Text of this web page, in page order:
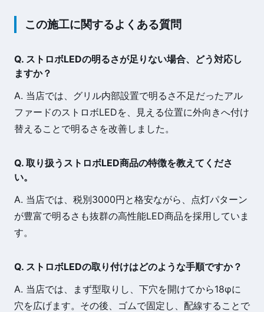
この施工に関するよくある質問
Q. ストロボLEDの明るさが足りない場合、どう対応し
ますか？
A. 当店では、グリル内部設置で明るさ不足だったアル
ファードのストロボLEDを、見える位置に外向きへ付け
替えることで明るさを改善しました。
Q. 取り扱うストロボLED商品の特徴を教えてくださ
い。
A. 当店では、税別3000円と格安ながら、点灯パターン
が豊富で明るさも抜群の高性能LED商品を採用していま
す。
Q. ストロボLEDの取り付けはどのような手順ですか？
A. 当店では、まず型取りし、下穴を開けてから18φに
穴を広げます。その後、ゴムで固定し、配線することで